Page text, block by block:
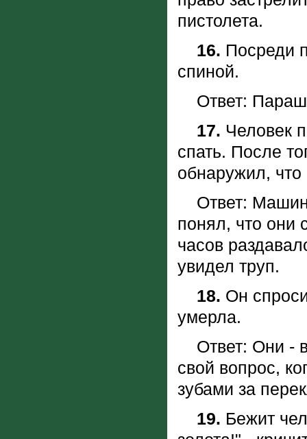
пистолета.
16. Посреди
спиной.
Ответ:
17. Человек
спать. После
обнаружил,
Ответ:
понял, что они
часов
увидел труп.
18. Он
умерла.
Ответ: Они -
свой вопрос,
зубами за
19. Бежит